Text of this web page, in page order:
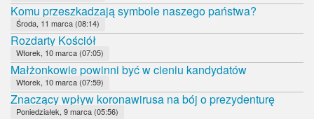
Komu przeszkadzają symbole naszego państwa?
Środa, 11 marca (08:14)
Rozdarty Kościół
Wtorek, 10 marca (07:05)
Małżonkowie powinni być w cieniu kandydatów
Wtorek, 10 marca (07:59)
Znaczący wpływ koronawirusa na bój o prezydenturę
Poniedziałek, 9 marca (05:56)